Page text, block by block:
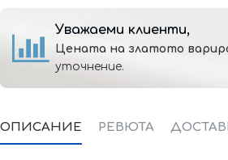
Уважаеми клиенти,
Цената на златото
уточнение.
ОПИСАНИЕ РЕВЮТА